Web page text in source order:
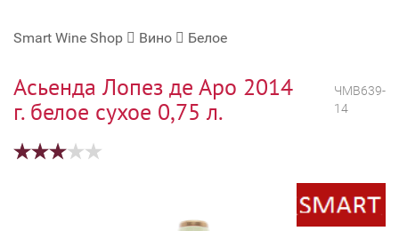
Под заказ
Бонусная система
Наша команда
关于我们
Бренди, Коньяк, Арманьяк
Виски и Бурбон
Пиво и слабоалк. напитки
Ликер
Smart Wine Shop Вино Белое
Асьенда Лопез де Аро 2014
г. белое сухое 0,75 л.
ЧМВ639-
14